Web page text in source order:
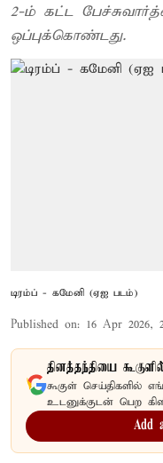
2-ம் கட்ட
ஒப்புக்கொண்டது.
டிரம்ப் - கமேனி (ஏஐ படம்)
Published on: 16 Apr 2026,
தினத்தந்தியை
கூகுள் செய்திகளில்
உடனுக்குடன் பெற
Add